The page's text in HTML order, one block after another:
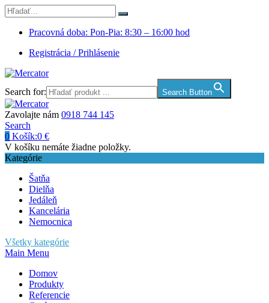
Pracovná doba: Pon-Pia: 8:30 – 16:00 hod
Registrácia / Prihlásenie
Search for: Search Button
Zavolajte nám 0918 744 145
Search
0 Košík:0 €
V košíku nemáte žiadne položky.
Kategórie
Šatňa
Dielňa
Jedáleň
Kancelária
Nemocnica
Všetky kategórie
Main Menu
Domov
Produkty
Referencie